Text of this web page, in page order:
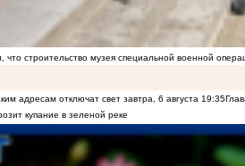
что строительство музея специальной военной
адресам отключат свет завтра, 6 августа 19:35
купание в зеленой реке